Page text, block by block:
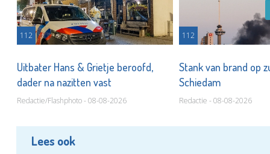
112
Uitbater Hans & Grietje beroofd,
dader na nazitten vast
Redactie/Flashphoto - 08-08-2026
112
Stank van brand op
Schiedam
Redactie - 08-08-2026
Lees ook